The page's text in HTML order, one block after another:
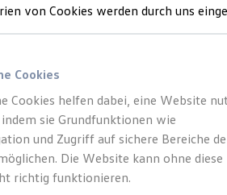
und Gebrauchtwagen
Angebote
Leasing
Leasing
Leasing
Leasing
ohne Anzahlung
von Cookies werden durch uns
Cookies
Cookies helfen dabei, eine Website
sie Grundfunktionen wie
und Zugriff auf sichere Bereiche
Die Website kann ohne diese
richtig funktionieren.